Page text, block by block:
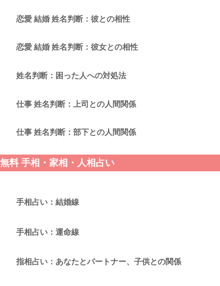
恋愛 結婚 姓名判断：彼との相性
恋愛 結婚 姓名判断：彼女との相性
姓名判断：困った人への対処法
仕事 姓名判断：上司との人間関係
仕事 姓名判断：部下との人間関係
無料 手相・家相・人相占い
手相占い：結婚線
手相占い：運命線
指相占い：あなたとパートナー、子供との関係